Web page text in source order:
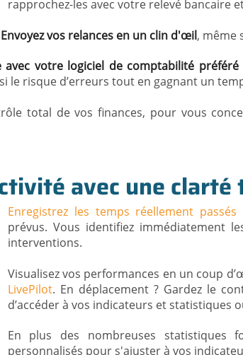
rapprochez-les avec votre relevé bancaire
Envoyez vos relances en un clin d'œil, même
votre logiciel de comptabilité préféré
le risque d’erreurs tout en gagnant un
total de vos finances, pour vous
avec une clarté
Enregistrez les temps réellement passés
prévus. Vous identifiez immédiatement
interventions.
Visualisez vos performances en un coup
LivePilot. En déplacement ? Gardez le
d’accéder à vos indicateurs et statistiques
En plus des nombreuses statistiques
personnalisés pour s'ajuster à vos